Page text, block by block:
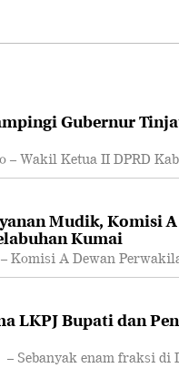
Gubernur
– Wakil Ketua II DPRD
Mudik, Komisi
Kumai
Komisi A Dewan
LKPJ Bupati dan
Sebanyak enam fraksi di